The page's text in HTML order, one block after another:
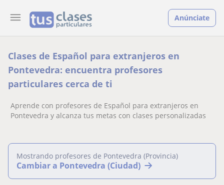
Anúnciate
Clases de Español para extranjeros en
Pontevedra: encuentra profesores
particulares cerca de ti
Aprende con profesores de Español para extranjeros en
Pontevedra y alcanza tus metas con clases personalizadas
Mostrando profesores de Pontevedra (Provincia)
Cambiar a Pontevedra (Ciudad)